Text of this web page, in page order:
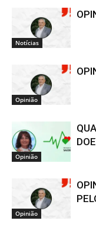
Notícias
Opinião
Opinião
Opinião